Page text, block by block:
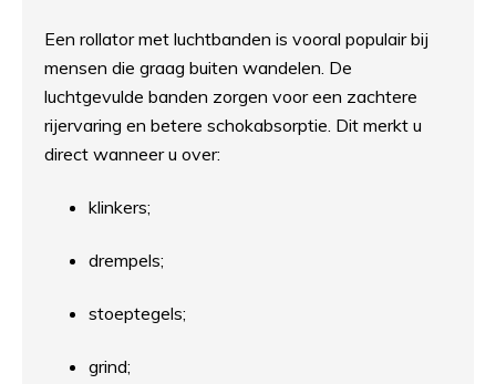
Een rollator met luchtbanden is vooral populair bij
mensen die graag buiten wandelen. De
luchtgevulde banden zorgen voor een zachtere
rijervaring en betere schokabsorptie. Dit merkt u
direct wanneer u over:
klinkers;
drempels;
stoeptegels;
grind;